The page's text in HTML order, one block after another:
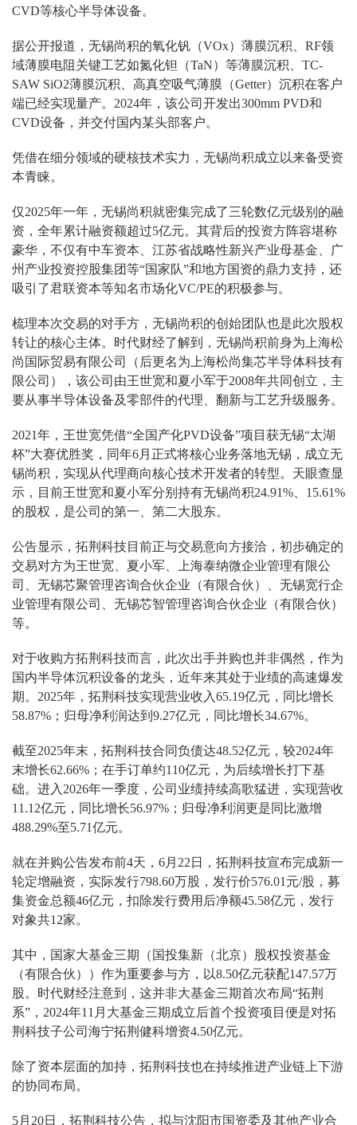
CVD等核心半导体设备。
据公开报道，无锡尚积的氧化钒（VOx）薄膜沉积、RF领
域薄膜电阻关键工艺如氮化钽（TaN）等薄膜沉积、TC-
SAW SiO2薄膜沉积、高真空吸气薄膜（Getter）沉积在客户
端已经实现量产。2024年，该公司开发出300mm PVD和
CVD设备，并交付国内某头部客户。
凭借在细分领域的硬核技术实力，无锡尚积成立以来备受资
本青睐。
仅2025年一年，无锡尚积就密集完成了三轮数亿元级别的融
资，全年累计融资额超过5亿元。其背后的投资方阵容堪称
豪华，不仅有中车资本、江苏省战略性新兴产业母基金、广
州产业投资控股集团等“国家队”和地方国资的鼎力支持，还
吸引了君联资本等知名市场化VC/PE的积极参与。
梳理本次交易的对手方，无锡尚积的创始团队也是此次股权
转让的核心主体。时代财经了解到，无锡尚积前身为上海松
尚国际贸易有限公司（后更名为上海松尚集芯半导体科技有
限公司），该公司由王世宽和夏小军于2008年共同创立，主
要从事半导体设备及零部件的代理、翻新与工艺升级服务。
2021年，王世宽凭借“全国产化PVD设备”项目获无锡“太湖
杯”大赛优胜奖，同年6月正式将核心业务落地无锡，成立无
锡尚积，实现从代理商向核心技术开发者的转型。天眼查显
示，目前王世宽和夏小军分别持有无锡尚积24.91%、15.61%
的股权，是公司的第一、第二大股东。
公告显示，拓荆科技目前正与交易意向方接洽，初步确定的
交易对方为王世宽、夏小军、上海泰纳微企业管理有限公
司、无锡芯聚管理咨询合伙企业（有限合伙）、无锡宽行企
业管理有限公司、无锡芯智管理咨询合伙企业（有限合伙）
等。
对于收购方拓荆科技而言，此次出手并购也并非偶然，作为
国内半导体沉积设备的龙头，近年来其处于业绩的高速爆发
期。2025年，拓荆科技实现营业收入65.19亿元，同比增长
58.87%；归母净利润达到9.27亿元，同比增长34.67%。
截至2025年末，拓荆科技合同负债达48.52亿元，较2024年
末增长62.66%；在手订单约110亿元，为后续增长打下基
础。进入2026年一季度，公司业绩持续高歌猛进，实现营收
11.12亿元，同比增长56.97%；归母净利润更是同比激增
488.29%至5.71亿元。
就在并购公告发布前4天，6月22日，拓荆科技宣布完成新一
轮定增融资，实际发行798.60万股，发行价576.01元/股，募
集资金总额46亿元，扣除发行费用后净额45.58亿元，发行
对象共12家。
其中，国家大基金三期（国投集新（北京）股权投资基金
（有限合伙））作为重要参与方，以8.50亿元获配147.57万
股。时代财经注意到，这并非大基金三期首次布局“拓荆
系”，2024年11月大基金三期成立后首个投资项目便是对拓
荆科技子公司海宁拓荆健科增资4.50亿元。
除了资本层面的加持，拓荆科技也在持续推进产业链上下游
的协同布局。
5月20日，拓荆科技公告，拟与沈阳市国资委及其他产业合